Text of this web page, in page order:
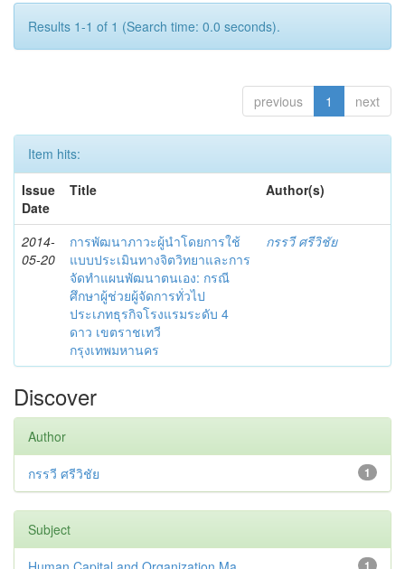
Results 1-1 of 1 (Search time: 0.0 seconds).
previous 1 next
Item hits:
Issue
Date
Title Author(s)
2014-
05-20
การพัฒนาภาวะผู้นำโดยการใช้
แบบประเมินทางจิตวิทยาและการ
จัดทำแผนพัฒนาตนเอง: กรณี
ศึกษาผู้ช่วยผู้จัดการทั่วไป
ประเภทธุรกิจโรงแรมระดับ 4
ดาว เขตราชเทวี
กรุงเทพมหานคร
กรรวี ศรีวิชัย
Discover
Author
1
กรรวี ศรีวิชัย
Subject
1